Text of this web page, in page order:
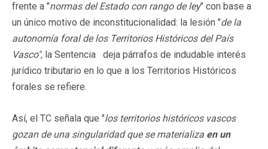
frente a "normas del Estado con rango de ley" con base a
un único motivo de inconstitucionalidad: la lesión "de la
autonomía foral de los Territorios Históricos del País
Vasco", la Sentencia deja párrafos de indudable interés
jurídico tributario en lo que a los Territorios Históricos
forales se refiere.
Así, el TC señala que "los territorios históricos vascos
gozan de una singularidad que se materializa en un